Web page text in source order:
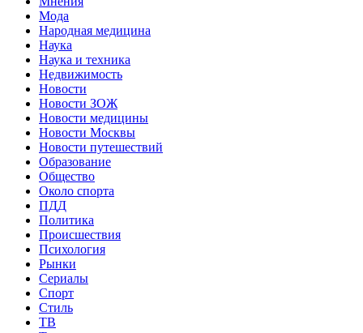
Мода
Народная медицина
Наука
Наука и техника
Недвижимость
Новости
Новости ЗОЖ
Новости медицины
Новости Москвы
Новости путешествий
Образование
Общество
Около спорта
ПДД
Политика
Происшествия
Психология
Рынки
Сериалы
Спорт
Стиль
ТВ